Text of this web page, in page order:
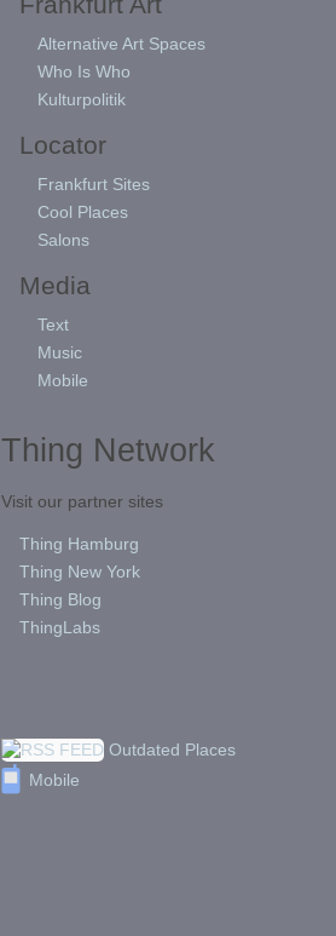
Alternative Art Spaces
Who Is Who
Kulturpolitik
Locator
Frankfurt Sites
Cool Places
Salons
Media
Text
Music
Mobile
Thing Network
Visit our partner sites
Thing Hamburg
Thing New York
Thing Blog
ThingLabs
Outdated Places
Mobile